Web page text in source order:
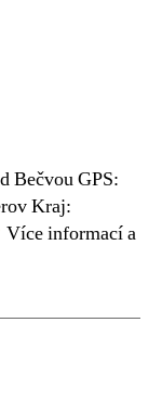
Bečvou GPS:
Kraj:
Více informací a